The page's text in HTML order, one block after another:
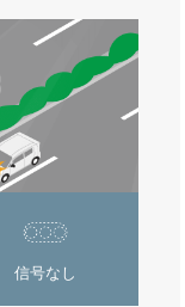
信号なし